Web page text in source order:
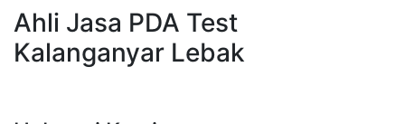
Ahli Jasa PDA Test
Kalanganyar Lebak